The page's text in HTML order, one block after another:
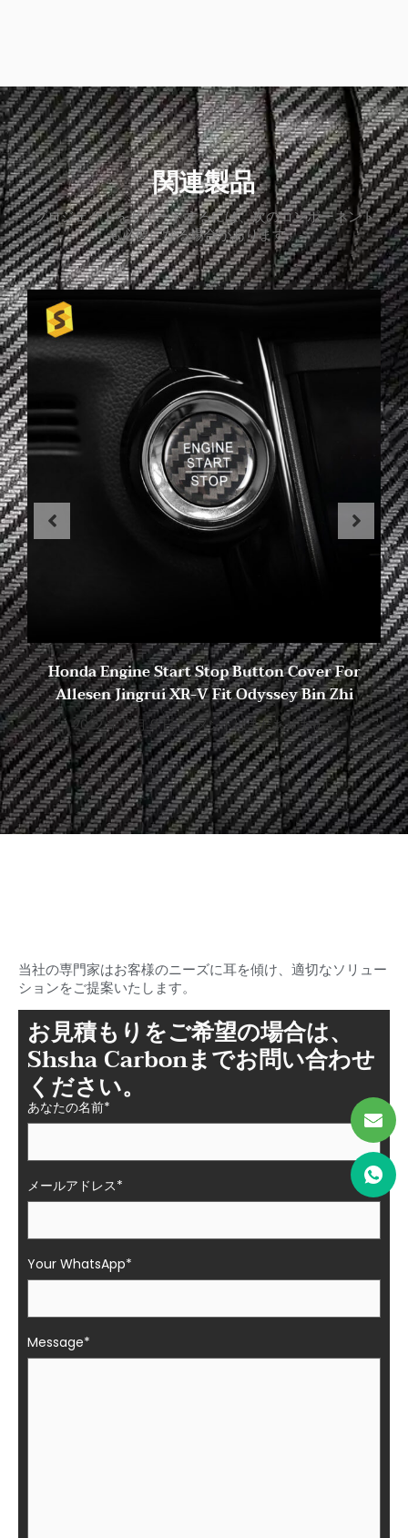
関連製品
プロジェクトをサポートするには、次のコンポーネント
も必要になる場合があります。
Honda Engine Start Stop Button Cover For
Allesen Jingrui XR-V Fit Odyssey Bin Zhi
2022 年 11 月 9 日 コメントはまだありません
当社の専門家はお客様のニーズに耳を傾け、適切なソリュー
ションをご提案いたします。
お見積もりをご希望の場合は、
Shsha Carbonまでお問い合わせ
ください。
あなたの名前*
メールアドレス*
Your WhatsApp*
Message*